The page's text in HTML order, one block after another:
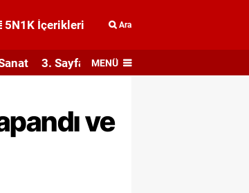
5N1K İçerikleri Ara
3. Sayfa MENÜ
ve